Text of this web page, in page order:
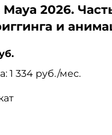
2026.
и
1 334 руб./мес.